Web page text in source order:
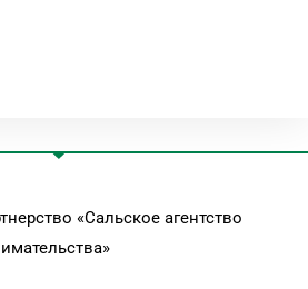
«Сальское агентство